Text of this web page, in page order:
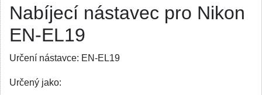
Nabíjecí nástavec pro Nikon
EN-EL19
Určení nástavce: EN-EL19
Určený jako: